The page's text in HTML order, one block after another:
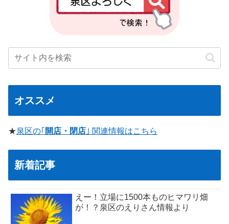
オススメ
★泉区の｢ 開店・閉店 ｣ 関連情報はこちら
新着記事
えー！立場に1500本ものヒマワリ畑
が！？泉区のえりさん情報より